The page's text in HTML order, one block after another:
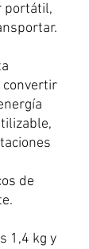
portátil,
convertir
de
1,4 kg y